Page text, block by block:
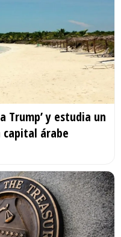
Trump’ y estudia un
árabe